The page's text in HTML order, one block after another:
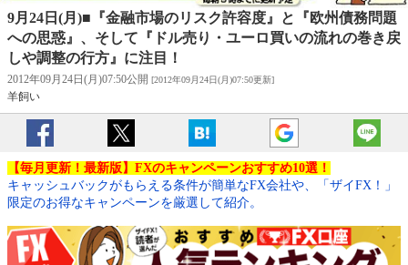
9月24日(月)■『金融市場のリスク許容度』と『欧州債務問題
への思惑』、そして『ドル売り・ユーロ買いの流れの巻き戻
しや調整の行方』に注目！
2012年09月24日(月)07:50公開 [2012年09月24日(月)07:50更新]
羊飼い
【毎月更新！最新版】FXのキャンペーンおすすめ10選！
キャッシュバックがもらえる条件が簡単なFX会社や、「ザイFX！」
限定のお得なキャンペーンを厳選して紹介。